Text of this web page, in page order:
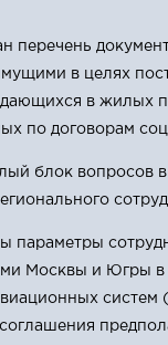
перечень
в целях
в жилых
по договорам
блок вопросов
параметры
Москвы и Югры в
систем